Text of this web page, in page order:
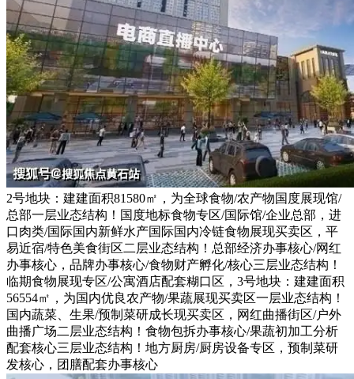
2号地块：建建面积81580㎡，为全球食物/农产物国度展现馆/
总部一层业态结构！国度地标食物专区/国际馆/企业总部，进
口肉类/国际国内新鲜水产国际国内冷链食物展现买卖区，平
易近宿/特色美食街区二层业态结构！总部经济办事核心/网红
办事核心，品牌办事核心/食物财产孵化/核心三层业态结构！
临期食物展现专区/公寓酒店配套糊口区，3号地块：建建面积
56554㎡，为国内优良农产物/果蔬展现买卖区一层业态结构！
国内蔬菜、生果/预制菜研成长现买卖区，网红曲播街区/户外
曲播广场二层业态结构！食物包拆办事核心/果蔬初加工分析
配套核心三层业态结构！地方厨房/厨房设备专区，预制菜研
发核心，团膳配套办事核心